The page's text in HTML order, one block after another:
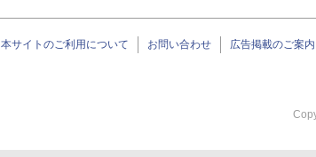
本サイトのご利用について お問い合わせ 広告掲載のご案内